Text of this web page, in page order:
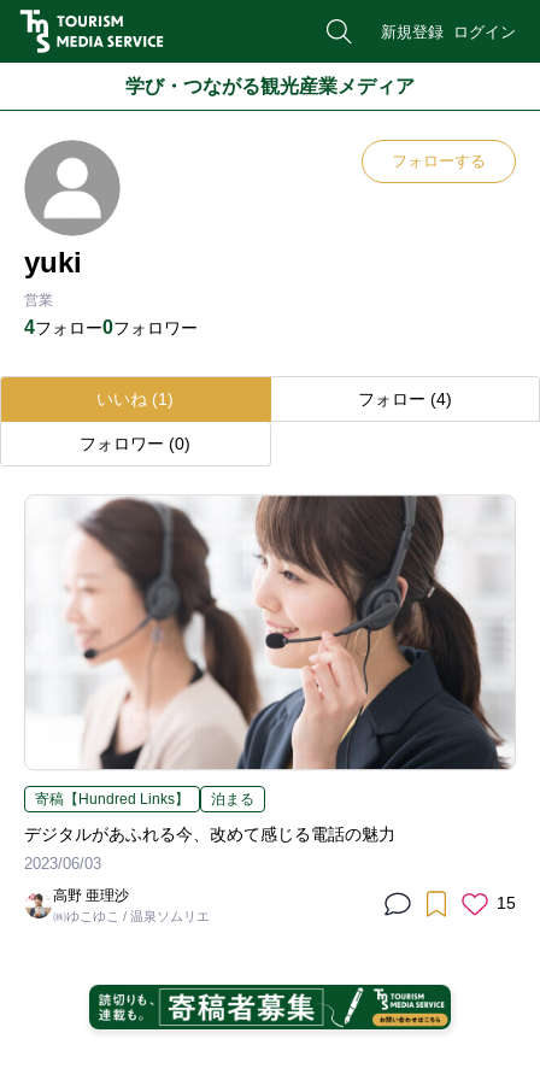
新規登録 ログイン
学び・つながる観光産業メディア
yuki
営業
4フォロー0フォロワー
フォローする
いいね (1) フォロー (4)
フォロワー (0)
寄稿【Hundred Links】 泊まる
デジタルがあふれる今、改めて感じる電話の魅力
2023/06/03
高野 亜理沙
㈱ゆこゆこ / 温泉ソムリエ
15